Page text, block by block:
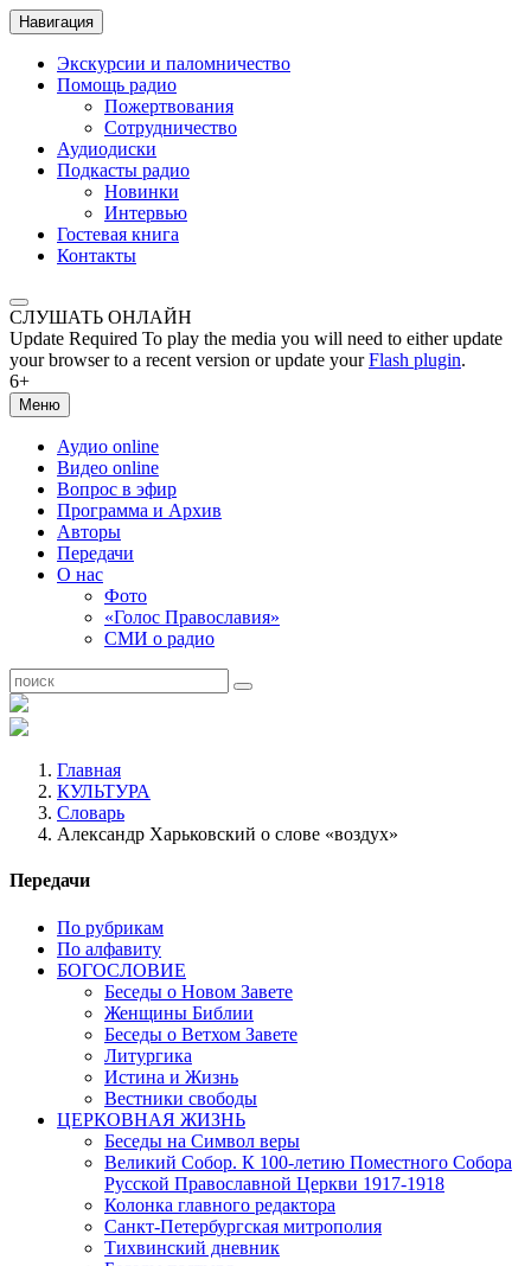
Навигация
Экскурсии и паломничество
Помощь радио
Пожертвования
Сотрудничество
Аудиодиски
Подкасты радио
Новинки
Интервью
Гостевая книга
Контакты
СЛУШАТЬ ОНЛАЙН
Update Required To play the media you will need to either update
your browser to a recent version or update yourFlash plugin.
6+
Меню
Аудио online
Видео online
Вопрос в эфир
Программа и Архив
Авторы
Передачи
О нас
Фото
«Голос Православия»
СМИ о радио
Главная
КУЛЬТУРА
Словарь
Александр Харьковский о слове «воздух»
Передачи
По рубрикам
По алфавиту
БОГОСЛОВИЕ
Беседы о Новом Завете
Женщины Библии
Беседы о Ветхом Завете
Литургика
Истина и Жизнь
Вестники свободы
ЦЕРКОВНАЯ ЖИЗНЬ
Беседы на Символ веры
Великий Собор. К 100-летию Поместного Собора
Русской Православной Церкви 1917-1918
Колонка главного редактора
Санкт-Петербургская митрополия
Тихвинский дневник